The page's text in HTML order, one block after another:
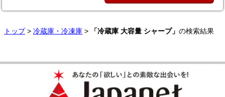
トップ> 冷蔵庫・冷凍庫 > 「冷蔵庫 大容量 シャープ」 の検索結果